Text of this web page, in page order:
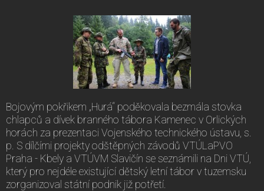
Bojovým pokřikem „Hurá“ poděkovala bezmála stovka
chlapců a dívek branného tábora Kamenec v Orlických
horách za prezentaci Vojenského technického ústavu, s.
p. S dílčími projekty odštěpných závodů VTÚLaPVO
Praha - Kbely a VTÚVM Slavičín se seznámili na Dni VTÚ,
který pro nejdéle existující dětský letní tábor v tuzemsku
zorganizoval státní podnik již potřetí.